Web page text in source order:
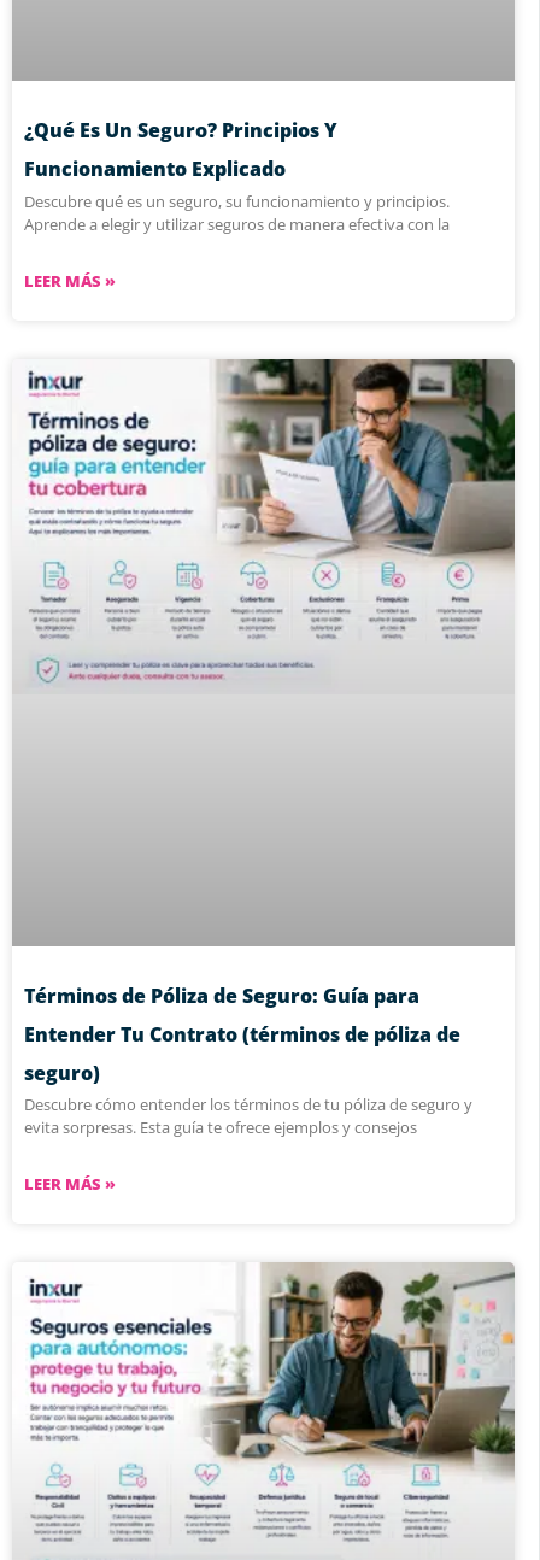
¿Qué Es Un Seguro? Principios Y
Funcionamiento Explicado
Descubre qué es un seguro, su funcionamiento y principios.
Aprende a elegir y utilizar seguros de manera efectiva con la
LEER MÁS »
Términos de Póliza de Seguro: Guía para
Entender Tu Contrato (términos de póliza de
seguro)
Descubre cómo entender los términos de tu póliza de seguro y
evita sorpresas. Esta guía te ofrece ejemplos y consejos
LEER MÁS »